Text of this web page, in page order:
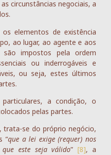
circunstâncias negociais, a
elementos de existência
ao lugar, ao agente e aos
são impostos pela ordem
ou inderrogáveis e
ou seja, estes últimos
a condição, o
pelas partes.
trata-se do próprio negócio,
“que a lei exige (requer) nos
este seja válido”[8], a